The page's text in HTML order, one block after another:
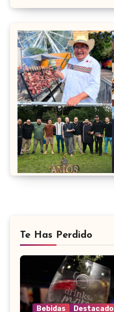
Te Has Perdido
Bebidas Destacado